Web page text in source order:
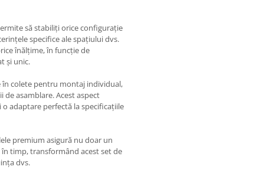
să stabiliți orice configurație
specifice ale spațiului dvs.
înălțime, în funcție de
și unic.
colete pentru montaj individual,
asamblare. Acest aspect
adaptare perfectă la specificațiile
premium asigură nu doar un
timp, transformând acest set de
dvs.